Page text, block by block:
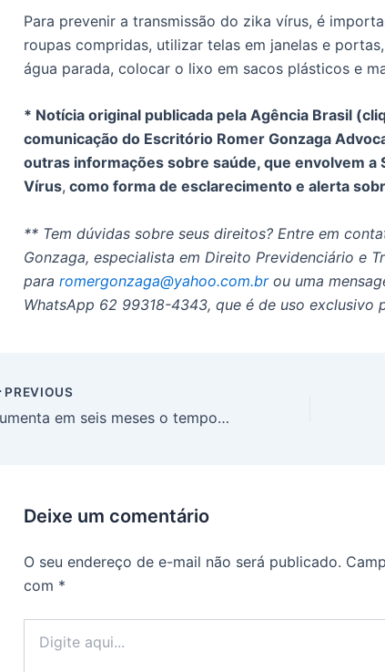
Para prevenir a transmissão do zika vírus, é
roupas compridas, utilizar telas em janelas e
água parada, colocar o lixo em sacos plásticos e
* Notícia original publicada pela Agência Brasil
comunicação do Escritório Romer Gonzaga
outras informações sobre saúde, que envolvem a
Vírus, como forma de esclarecimento e alerta
** Tem dúvidas sobre seus direitos? Entre em
Gonzaga, especialista em Direito Previdenciário e
para romergonzaga@yahoo.com.brou uma
WhatsApp 62 99318-4343, que é de uso exclusivo
PREVIOUS
Aumenta em seis meses o tempo de contribuição do INSS para quem se aposentará em 2025
Deixe um comentário
O seu endereço de e-mail não será publicado.
com *
aqui...